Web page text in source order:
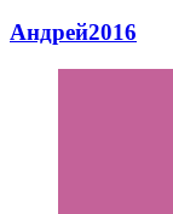
Андрей2016